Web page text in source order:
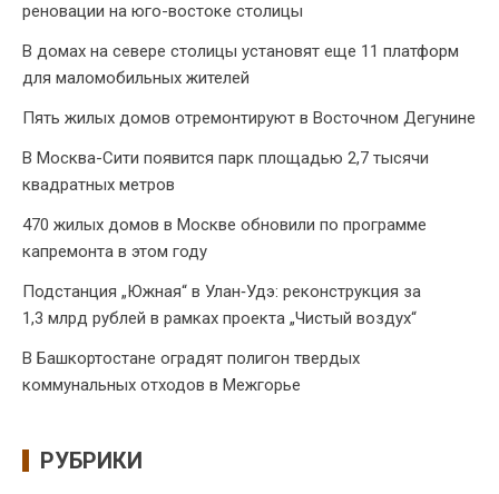
реновации на юго-востоке столицы
В домах на севере столицы установят еще 11 платформ
для маломобильных жителей
Пять жилых домов отремонтируют в Восточном Дегунине
В Москва-Сити появится парк площадью 2,7 тысячи
квадратных метров
470 жилых домов в Москве обновили по программе
капремонта в этом году
Подстанция „Южная“ в Улан‑Удэ: реконструкция за
1,3 млрд рублей в рамках проекта „Чистый воздух“
В Башкортостане оградят полигон твердых
коммунальных отходов в Межгорье
РУБРИКИ